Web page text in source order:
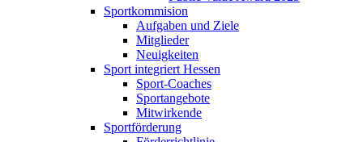
Sportkommision
Aufgaben und Ziele
Mitglieder
Neuigkeiten
Sport integriert Hessen
Sport-Coaches
Sportangebote
Mitwirkende
Sportförderung